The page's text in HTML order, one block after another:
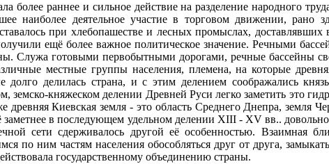
более раннее и сильное действие на разделение народного
наиболее деятельное участие в торговом движении, рано
при хлебопашестве и лесных промыслах,
ещё более важное политическое значение. Речными
Служа готовыми первобытными дорогами, речные бассейны
местные группы населения, племена, на которые
долго делилась страна, и с этим делением соображались
княжеском делении Древней Руси легко заметить это
Киевская земля - это область Среднего Днепра, земля
в последующем удельном делении XIII - XV вв..
сети сдерживалось другой её особенностью. Взаимная
по ним частям населения обособляться друг от друга,
государственному объединению страны.